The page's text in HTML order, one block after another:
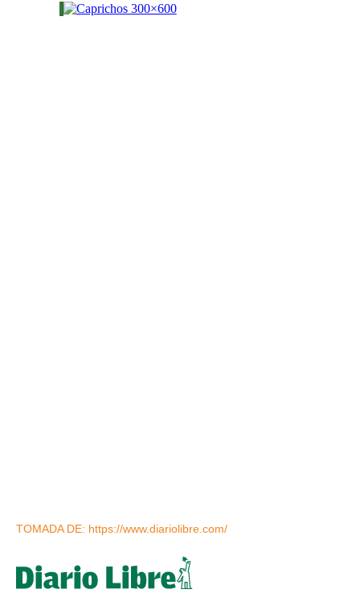
TOMADA DE: https://www.diariolibre.com/